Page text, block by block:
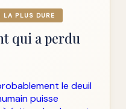
LA PLUS DURE
qui a perdu
le deuil
puisse